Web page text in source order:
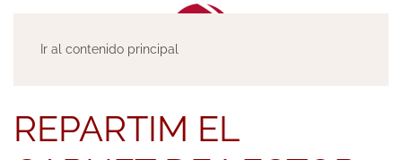
Ir al contenido principal
REPARTIM EL